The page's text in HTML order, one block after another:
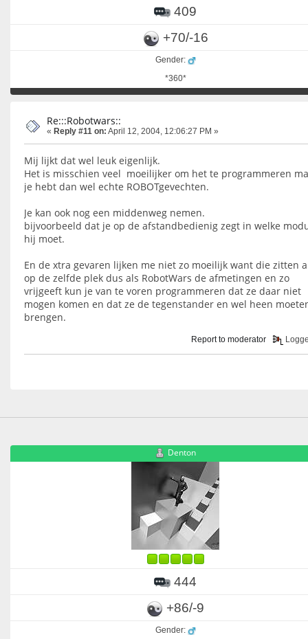
409
+70/-16
Gender:
*360*
Re:::Robotwars::
« Reply #11 on: April 12, 2004, 12:06:27 PM »
Mij lijkt dat wel leuk eigenlijk.
Het is misschien veel moeilijker om het te programmeren
je hebt dan wel echte ROBOTgevechten.
Je kan ook nog een middenweg nemen.
bijvoorbeeld dat je op de afstandbedienig zegt in welke
hij moet.
En de xtra gevaren lijken me niet zo moeilijk want die zitten
op de zelfde plek dus als RobotWars de afmetingen en zo
vrijgeeft kun je van te voren programmeren dat ze daar niet
mogen komen en dat ze de tegenstander en wel heen
brengen.
Report to moderator
Denton
444
+86/-9
Gender: